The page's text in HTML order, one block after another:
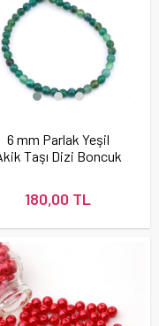
6 mm Parlak Yeşil
Taşı Dizi Boncuk
180,00 TL